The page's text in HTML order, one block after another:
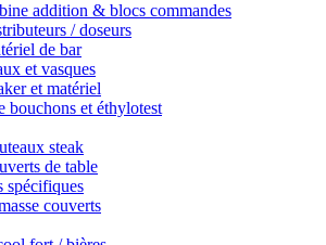
addition & blocs commandes
/ doseurs
de bar
et vasques
et matériel
bouchons et éthylotest
steak
de table
spécifiques
couverts